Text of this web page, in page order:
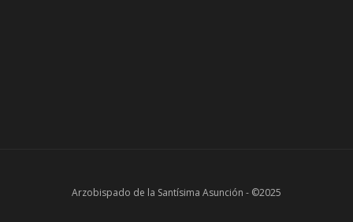
Arzobispado de la Santísima Asunción - ©2025